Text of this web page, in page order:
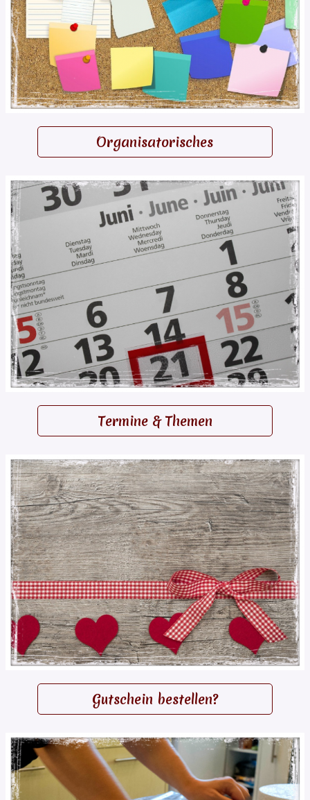
Organisatorisches
Termine & Themen
Gutschein bestellen?